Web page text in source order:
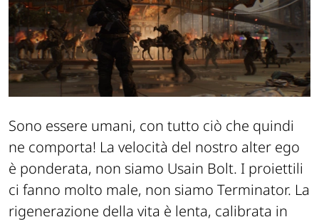
Sono essere umani, con tutto ciò che quindi
ne comporta! La velocità del nostro alter ego
è ponderata, non siamo Usain Bolt. I proiettili
ci fanno molto male, non siamo Terminator. La
rigenerazione della vita è lenta, calibrata in